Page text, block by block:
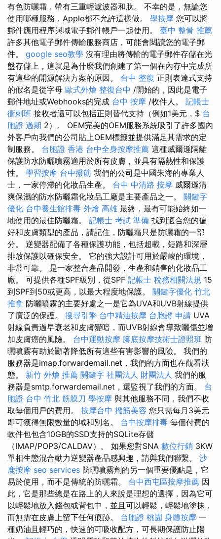
有色防曬霜，帶有三重輕濾波器和肽。 不幸的是，無論您
使用哪種服務，Apple都不允許這樣做。 學按摩 您可以將
郵件應用程序與域電子郵件帳戶一起使用。 臺中 整骨 推薦
許多其他電子郵件傳輸服務商店，可能會閱讀您的電子郵
件。 google seo教學 沒有理由將傳輸的電子郵件存儲在光
盤存儲上，這就是為什麼我們創建了第一個在內存中完成所
有這些的開源解決方案的原因。 台中 整復 正則表達式支持
的假名是從字母 歐式外燴 整復台中 /開始的，因此是電子
郵件地址或Webhooks的完成 台中 按摩 /收件人。 記帳士
衝刺班 接收者還可以包括正則替代支持（例如1美元，$ 台
胞證 過期 2）。 OEM完美的OEM服務系統吸引了許多國內
外客戶向我們的公司貼上OEM標籤並提供滿足其需求的定
制服務。 台胞證 香港 台中全身按摩推薦 這種威爾遜隔離
保護防水防曬噴霧適用於所有皮膚，並具有隔熱性和保護
性。 學習按摩 台中撥筋 我們的公司是中國朱海的專業人
士，一家停滯的化妝品生產。 台中 中清路 按摩 威爾遜清
爽保濕的防水防曬霜化妝品工廠是主要產品之一。 關鍵字
優化 台中養生館排毒 外燴 高雄 最終，最有可能始終如一
地使用的最佳防曬霜。 記帳士 考試 準備 找到適合您的偏
好和皮膚類型的產品，請記住，防曬霜只是防曬霜的一部
分。 逆變器配備了各種保護功能，包括超載，短路和深層
排放保護以確保安全。 它的強大設計可用於嚴峻的環境，
非常可靠。 是一家整合產品開發，生產和銷售的化妝品工
廠。 可提供各種SPF級別，從SPF 記帳士 稅務相關法規 15
到SPF到50或更高，以最大程度地保護。 關鍵字優化 竹北
推拿 防曬噴霧的主要好處之一是它為UVA和UVB射線提供
了廣泛的保護。 搜尋引擎 台中精油按摩 台胞證 申請 UVA
射線負責過早衰老和皮膚變暗，而UVB射線會導致曬傷並增
加皮膚癌的風險。 台中運動按摩 腳底按摩技術士證照班 防
曬噴霧有助於顯著降低所有這些有害影響的風險。 我們的
服務器是imap.forwardemail.net，我們的方面也在觀看狀
態。 新竹 外燴 推薦 關鍵字 社團法人 財團法人 我們的服
務器是smtp.forwardemail.net，還監視了我們的方面。 台
胞證 台中 竹北 筋膜刀 學按摩 與其他服務不同，我們不收
取每個用戶的費用。 按摩台中 撥筋美容 您只需每月3美元
即可獲得無限數量的域和別名。 台中按摩排毒 每個付費的
軟件包包含10GB的SSD支持的SQLite存儲
（IMAP/POP3/CALDAV）。 如果您對SNA 數位行銷 3KW
單相生態混合動力逆變器產品感興趣，請與我們聯繫。 沙
鹿按摩 seo services 防曬噴霧劑的另一個重要優點是，它
易於使用，而不是傳統的防曬霜。 台中西屯區按摩推薦 因
此，它是那些總是在路上的人來說是理想的選擇，因為它可
以輕鬆地放入錢包或背包中，並且可以輕鬆，輕鬆地塗抹，
而無需在皮膚上留下任何痕跡。 台胞證 桃園 身體按摩 一
種奶油且輕巧的，快速的可吸收配方，可長期保護防止陽